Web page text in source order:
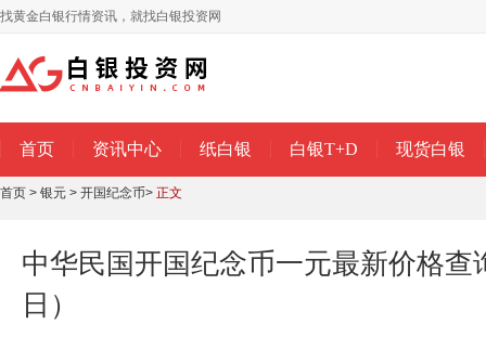
找黄金白银行情资讯，就找白银投资网
首页 资讯中心 纸白银 白银T+D 现货白银
首页 > 银元 > 开国纪念币> 正文
中华民国开国纪念币一元最新价格查
日）